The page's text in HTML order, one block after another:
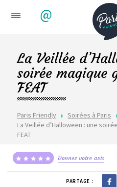
@
Paris Friendly Soirées à Paris
La Veillée d’Halloween : une
FEAT
La Veillée
soirée magique
FEAT
Donnez votre avis
PARTAGE :